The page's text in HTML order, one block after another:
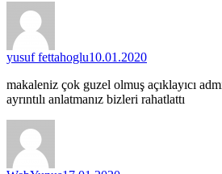
yusuf fettahoglu10.01.2020
makaleniz çok guzel olmuş açıklayıcı
ayrıntılı anlatmanız bizleri rahatlattı